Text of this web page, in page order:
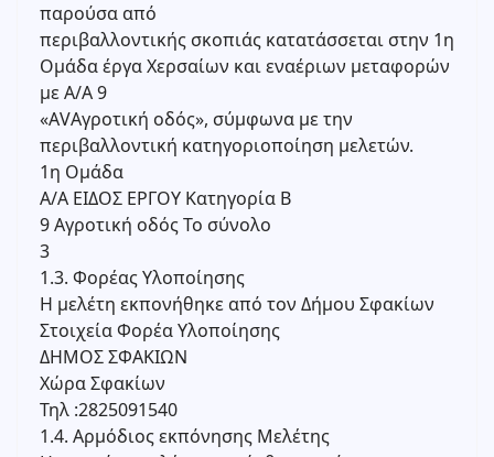
παρούσα από
περιβαλλοντικής σκοπιάς κατατάσσεται στην 1η
Ομάδα έργα Χερσαίων και εναέριων μεταφορών
με Α/Α 9
«ΑVΑγροτική οδός», σύμφωνα με την
περιβαλλοντική κατηγοριοποίηση μελετών.
1η Ομάδα
Α/Α ΕΙΔΟΣ ΕΡΓΟΥ Κατηγορία Β
9 Αγροτική οδός Το σύνολο
3
1.3. Φορέας Υλοποίησης
Η μελέτη εκπονήθηκε από τον Δήμου Σφακίων
Στοιχεία Φορέα Υλοποίησης
ΔΗΜΟΣ ΣΦΑΚΙΩΝ
Χώρα Σφακίων
Τηλ :2825091540
1.4. Αρμόδιος εκπόνησης Μελέτης